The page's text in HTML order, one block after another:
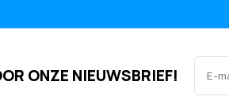
ONZE NIEUWSBRIEF!